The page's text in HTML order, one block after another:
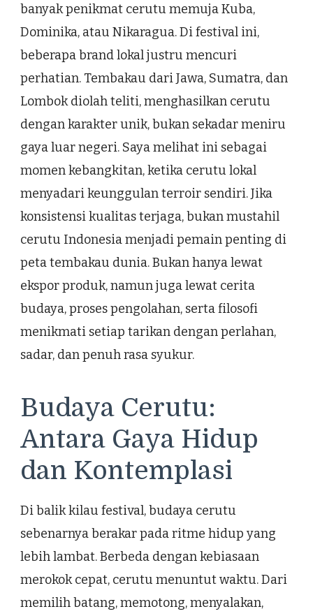
banyak penikmat cerutu memuja Kuba,
Dominika, atau Nikaragua. Di festival ini,
beberapa brand lokal justru mencuri
perhatian. Tembakau dari Jawa, Sumatra, dan
Lombok diolah teliti, menghasilkan cerutu
dengan karakter unik, bukan sekadar meniru
gaya luar negeri. Saya melihat ini sebagai
momen kebangkitan, ketika cerutu lokal
menyadari keunggulan terroir sendiri. Jika
konsistensi kualitas terjaga, bukan mustahil
cerutu Indonesia menjadi pemain penting di
peta tembakau dunia. Bukan hanya lewat
ekspor produk, namun juga lewat cerita
budaya, proses pengolahan, serta filosofi
menikmati setiap tarikan dengan perlahan,
sadar, dan penuh rasa syukur.
Budaya Cerutu:
Antara Gaya Hidup
dan Kontemplasi
Di balik kilau festival, budaya cerutu
sebenarnya berakar pada ritme hidup yang
lebih lambat. Berbeda dengan kebiasaan
merokok cepat, cerutu menuntut waktu. Dari
memilih batang, memotong, menyalakan,